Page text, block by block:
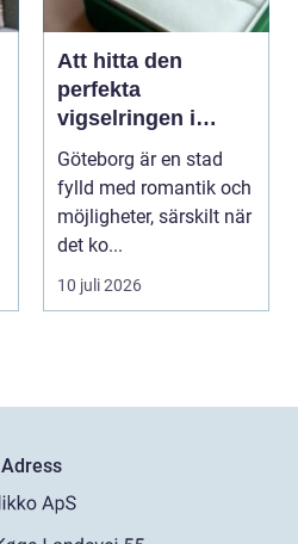
Att hitta den
perfekta
vigselringen i
Göteborg
Göteborg är en stad
fylld med romantik och
möjligheter, särskilt när
det ko...
10 juli 2026
Adress